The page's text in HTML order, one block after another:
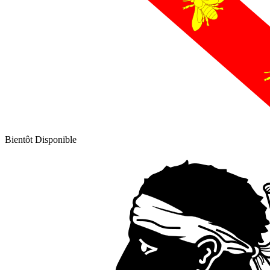
Bientôt Disponible